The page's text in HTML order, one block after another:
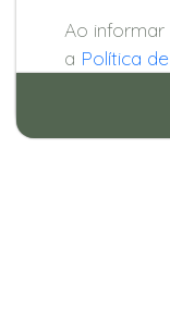
Ao
a Política